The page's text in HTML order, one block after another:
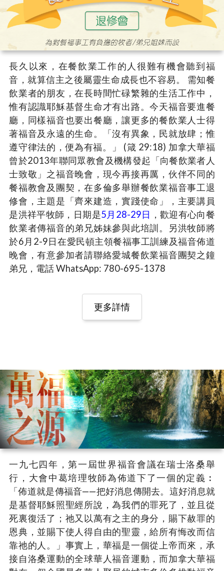
長久以來，在餐飲業工作的人很難有機會聽到福
音，就算信主之後屬靈生命成長也不容易。 需知餐
飲業者的朋友，在長時間忙碌繁雜的生活工作中，
惟有認識耶穌基督生命才有出路。今天福音要進餐
廳，同樣福音也要出餐廳，讓更多的餐飲業人士得
著福音及永遠的生命。「沒有異象，民就放肆；惟
遵守律法的，便為有福。」 (箴 29:18) 加拿大華福
曾於2013年聯同眾教會及機構發起「向餐飲業者人
士致敬」之福音晚會，現今再接再厲，伙伴不同的
餐福教會及團契，在多倫多舉辦餐飲業福音事工退
修會，主題是「齊來建造，實踐使命」，主要講員
是洪祥平牧師，日期是5月28-29日 ，歡迎有心向餐
飲業者傳福音的弟兄姊妹參與此培訓。另洪牧師將
於6月2-9日在愛民頓主領餐福事工訓練及福音佈道
晚會，有意參加者請聯絡愛城餐飲業福音團契之鐘
弟兄，電話 WhatsApp: 780-695-1378
更多詳情
一九七四年，第一屆世界福音會議在瑞士洛桑舉
行，大會中葛培理牧師為佈道下了一個的定義︰
「佈道就是傳福音——把好消息傳開去。這好消息就
是基督耶穌照聖經所說，為我們的罪死了，並且從
死裏復活了；祂又以萬有之主的身分，賜下赦罪的
恩典，並賜下使人得自由的聖靈，給所有悔改而信
靠祂的人。」事實上，華福是一個從上帝而來，承
接自洛桑運動的全球華人福音運動，而加拿大華福